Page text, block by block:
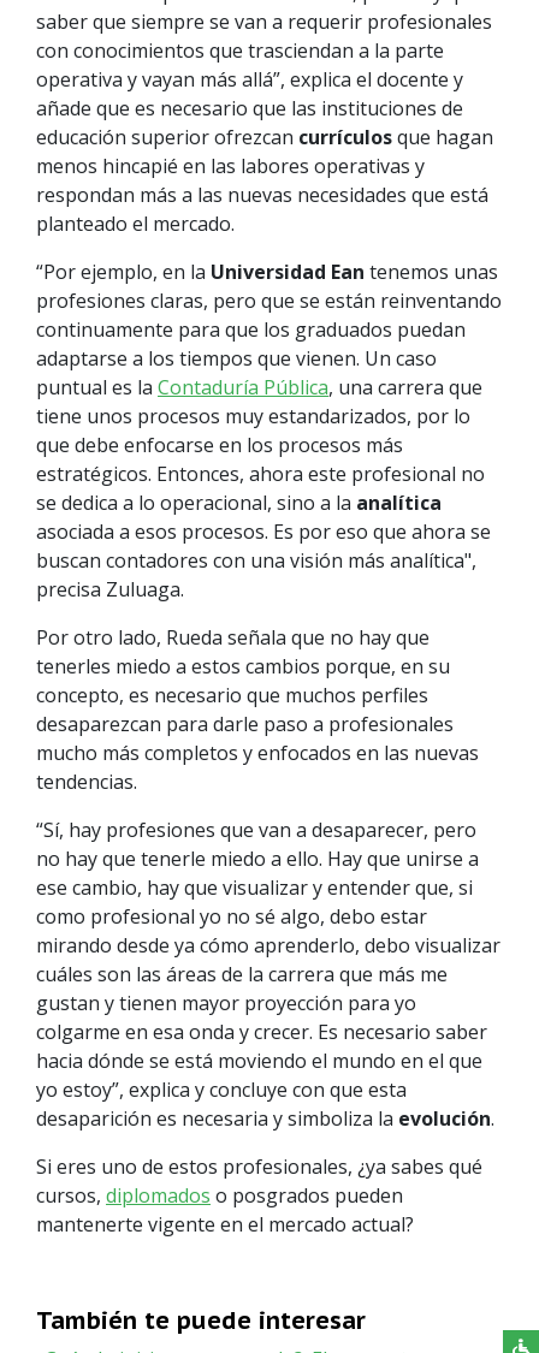
saber que siempre se van a requerir profesionales
con conocimientos que trasciendan a la parte
operativa y vayan más allá”, explica el docente y
añade que es necesario que las instituciones de
educación superior ofrezcan currículosque hagan
menos hincapié en las labores operativas y
respondan más a las nuevas necesidades que está
planteado el mercado.
“Por ejemplo, en la Universidad Ean tenemos unas
profesiones claras, pero que se están reinventando
continuamente para que los graduados puedan
adaptarse a los tiempos que vienen. Un caso
puntual es la Contaduría Pública, una carrera que
tiene unos procesos muy estandarizados, por lo
que debe enfocarse en los procesos más
estratégicos. Entonces, ahora este profesional no
se dedica a lo operacional, sino a la analítica
asociada a esos procesos. Es por eso que ahora se
buscan contadores con una visión más analítica",
precisa Zuluaga.
Por otro lado, Rueda señala que no hay que
tenerles miedo a estos cambios porque, en su
concepto, es necesario que muchos perfiles
desaparezcan para darle paso a profesionales
mucho más completos y enfocados en las nuevas
tendencias.
“Sí, hay profesiones que van a desaparecer, pero
no hay que tenerle miedo a ello. Hay que unirse a
ese cambio, hay que visualizar y entender que, si
como profesional yo no sé algo, debo estar
mirando desde ya cómo aprenderlo, debo visualizar
cuáles son las áreas de la carrera que más me
gustan y tienen mayor proyección para yo
colgarme en esa onda y crecer. Es necesario saber
hacia dónde se está moviendo el mundo en el que
yo estoy”, explica y concluye con que esta
desaparición es necesaria y simboliza la evolución.
Si eres uno de estos profesionales, ¿ya sabes qué
cursos, diplomados o posgrados pueden
mantenerte vigente en el mercado actual?
También te puede interesar